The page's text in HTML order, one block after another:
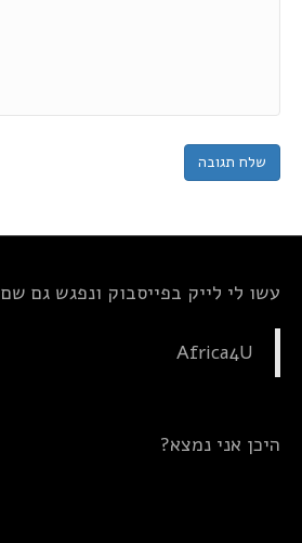
עשו לי לייק בפייסבוק ונפגש גם שם
Africa4U
היכן אני נמצא?